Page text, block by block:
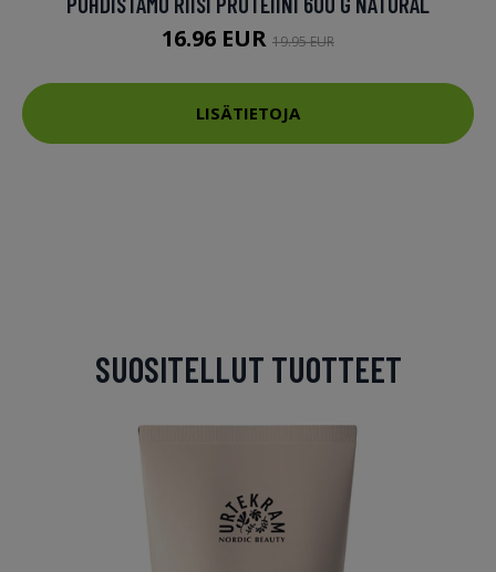
16.96 EUR 19.95 EUR
LISÄTIETOJA
SUOSITELLUT TUOTTEET